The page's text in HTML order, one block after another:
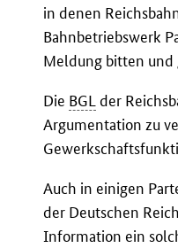
in denen
Bahnbetriebswerk
Meldung bitten und
Die BGLder
Argumentation zu
Auch in einigen
der Deutschen
Information ein